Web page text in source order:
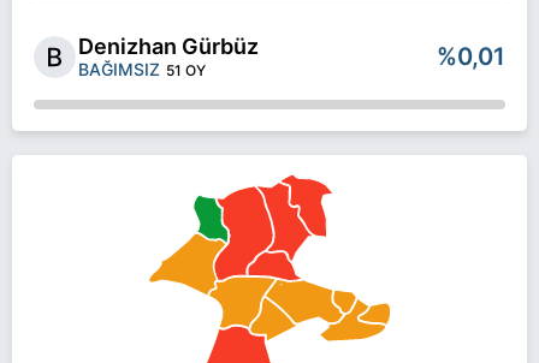
Denizhan Gürbüz
BAĞIMSIZ 51 OY %0,01